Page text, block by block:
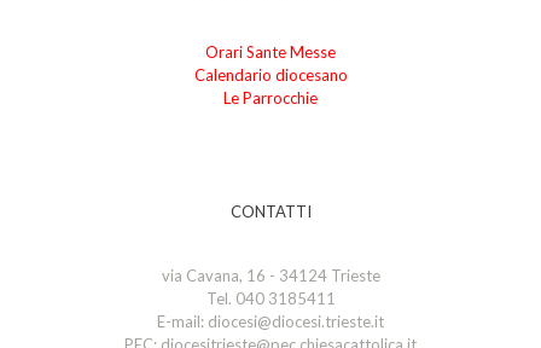
Orari Sante Messe
Calendario diocesano
Le Parrocchie
CONTATTI
via Cavana, 16 - 34124 Trieste
Tel. 040 3185411
E-mail: diocesi@diocesi.trieste.it
PEC: diocesitrieste@pec.chiesacattolica.it